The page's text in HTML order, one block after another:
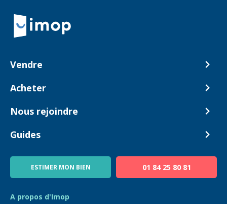
Retour à la navigation principale
Vendre
Comment ça marche ?
Acheter
Biens en vente
Nous rejoindre
Devenir Conseiller
Guides
Blog
ESTIMER MON BIEN 01 84 25 80 81
A propos d'Imop